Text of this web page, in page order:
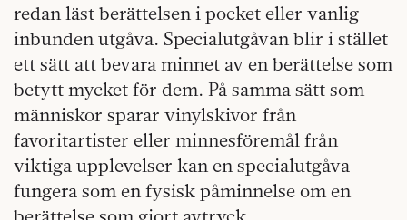
redan läst berättelsen i pocket eller vanlig
inbunden utgåva. Specialutgåvan blir i stället
ett sätt att bevara minnet av en berättelse som
betytt mycket för dem. På samma sätt som
människor sparar vinylskivor från
favoritartister eller minnesföremål från
viktiga upplevelser kan en specialutgåva
fungera som en fysisk påminnelse om en